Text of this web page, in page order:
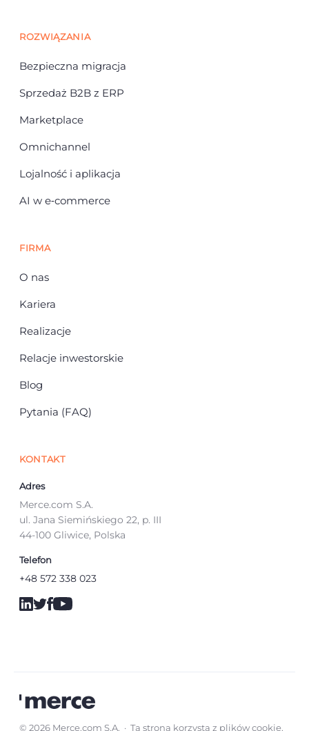
ROZWIĄZANIA
Bezpieczna migracja
Sprzedaż B2B z ERP
Marketplace
Omnichannel
Lojalność i aplikacja
AI w e‑commerce
FIRMA
O nas
Kariera
Realizacje
Relacje inwestorskie
Blog
Pytania (FAQ)
KONTAKT
Adres
Merce.com S.A.
ul. Jana Siemińskiego 22, p. III
44-100 Gliwice, Polska
Telefon
+48 572 338 023
© 2026 Merce.com S.A. · Ta strona korzysta z plików cookie,